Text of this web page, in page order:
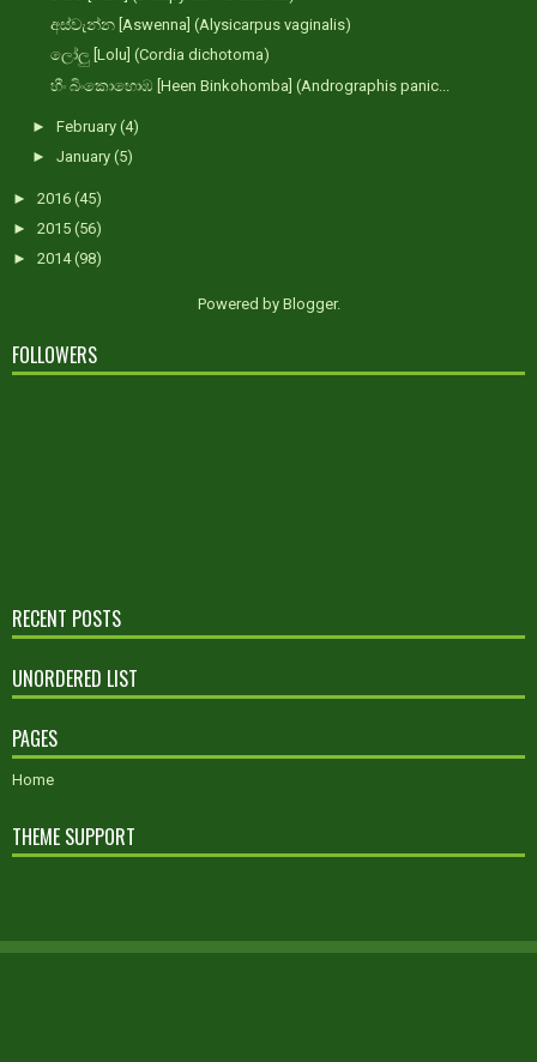
අස්වැන්න [Aswenna] (Alysicarpus vaginalis)
ලෝලු [Lolu] (Cordia dichotoma)
හීං බිංකොහොඹ [Heen Binkohomba] (Andrographis panic...
► February (4)
► January (5)
► 2016 (45)
► 2015 (56)
► 2014(98)
Powered by Blogger.
FOLLOWERS
RECENT POSTS
UNORDERED LIST
PAGES
Home
THEME SUPPORT